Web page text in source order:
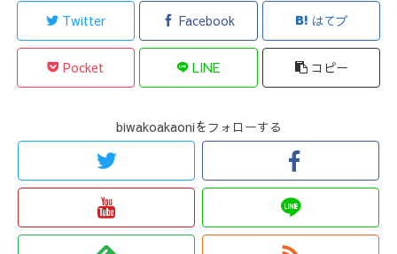
Twitter
Facebook はてブ
Pocket LINE コピー
biwakoakaoniをフォローする